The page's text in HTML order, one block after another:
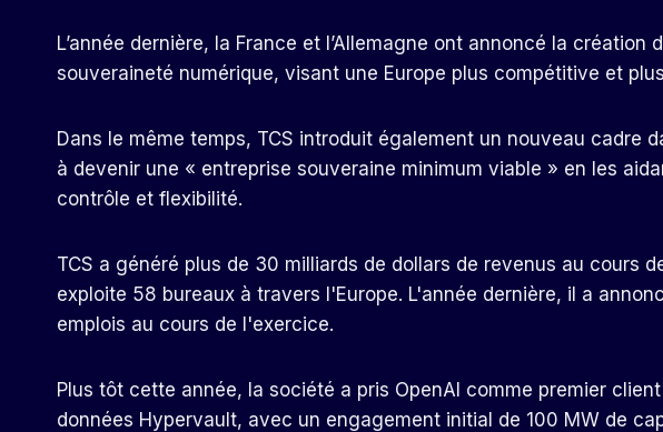
L’année dernière, la France et l’Allemagne ont annoncé la création
souveraineté numérique, visant une Europe plus compétitive et
Dans le même temps, TCS introduit également un nouveau cadre
à devenir une « entreprise souveraine minimum viable » en les
contrôle et flexibilité.
TCS a généré plus de 30 milliards de dollars de revenus au cours
exploite 58 bureaux à travers l'Europe. L'année dernière, il a
emplois au cours de l'exercice.
Plus tôt cette année, la société a pris OpenAI comme premier
données Hypervault, avec un engagement initial de 100 MW de